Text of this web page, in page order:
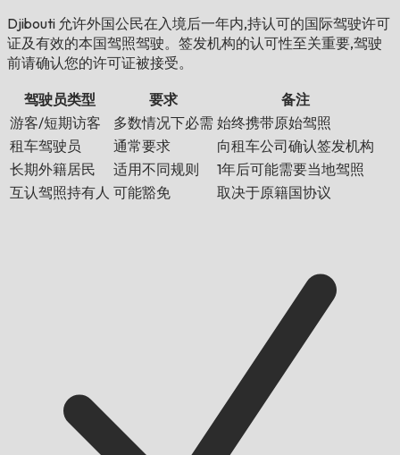
Djibouti 允许外国公民在入境后一年内,持认可的国际驾驶许可
证及有效的本国驾照驾驶。签发机构的认可性至关重要,驾驶
前请确认您的许可证被接受。
驾驶员类型 要求
备注
游客/短期访客
多数情况下必需 始终携带原始驾照
租车驾驶员
通常要求
向租车公司确认签发机构
长期外籍居民
适用不同规则
1年后可能需要当地驾照
互认驾照持有人 可能豁免 取决于原籍国协议